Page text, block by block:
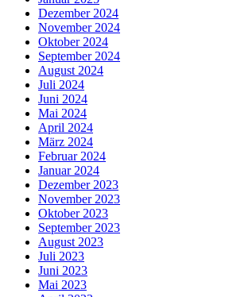
Dezember 2024
November 2024
Oktober 2024
September 2024
August 2024
Juli 2024
Juni 2024
Mai 2024
April 2024
März 2024
Februar 2024
Januar 2024
Dezember 2023
November 2023
Oktober 2023
September 2023
August 2023
Juli 2023
Juni 2023
Mai 2023